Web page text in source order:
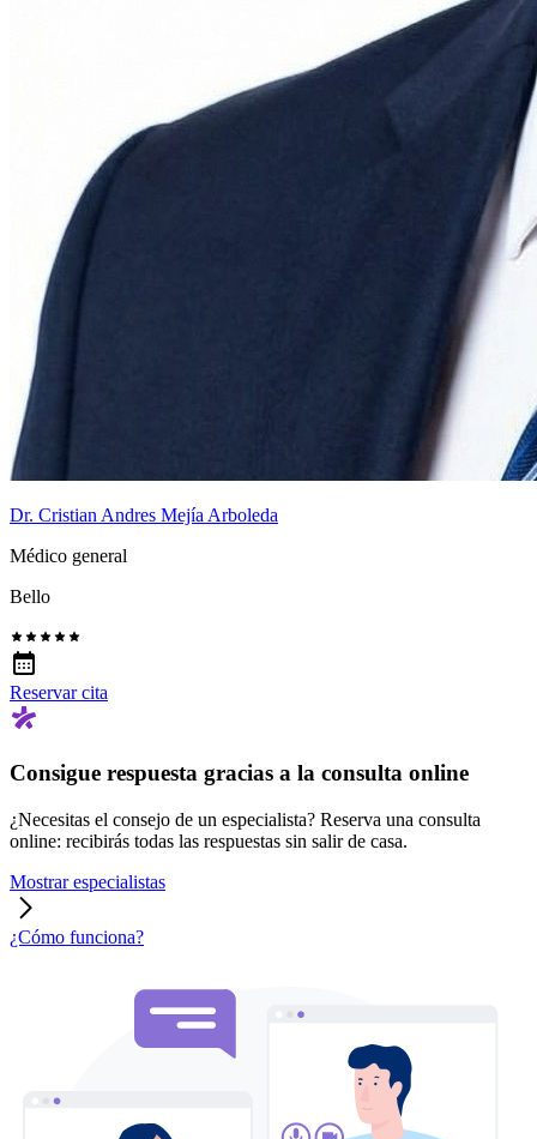
Dr. Cristian Andres Mejía Arboleda
Médico general
Bello
Reservar cita
Consigue respuesta gracias a la consulta online
¿Necesitas el consejo de un especialista? Reserva una consulta
online: recibirás todas las respuestas sin salir de casa.
Mostrar especialistas
¿Cómo funciona?